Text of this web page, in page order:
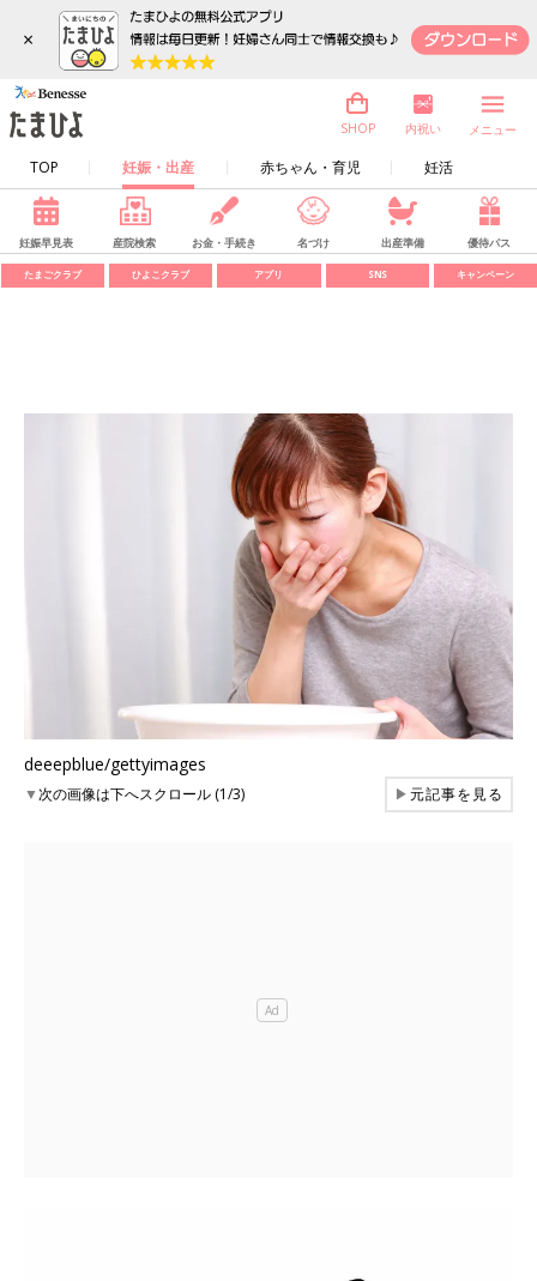
×
TOP 妊娠・出産 赤ちゃん・育児 妊活
SHOP 内祝い メニュー
妊娠早見表 産院検索 お金・手続き 名づけ 出産準備 優待パス
たまごクラブ ひよこクラブ アプリ SNS キャンペーン
deeepblue/gettyimages
▼次の画像は下へスクロール (1/3) ▶元記事を見る